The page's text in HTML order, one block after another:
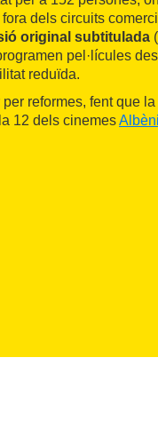
dels circuits
original subtitulada
pel·lícules
reduïda.
reformes, fent que
12 dels cinemes